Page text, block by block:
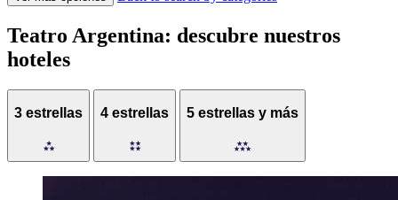
Teatro Argentina: descubre nuestros
hoteles
3 estrellas 4 estrellas 5 estrellas y más